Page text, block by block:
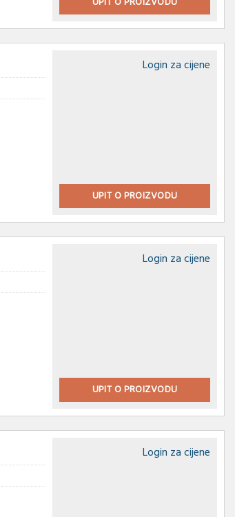
Login za cijene
UPIT O PROIZVODU
Login za cijene
UPIT O PROIZVODU
Login za cijene